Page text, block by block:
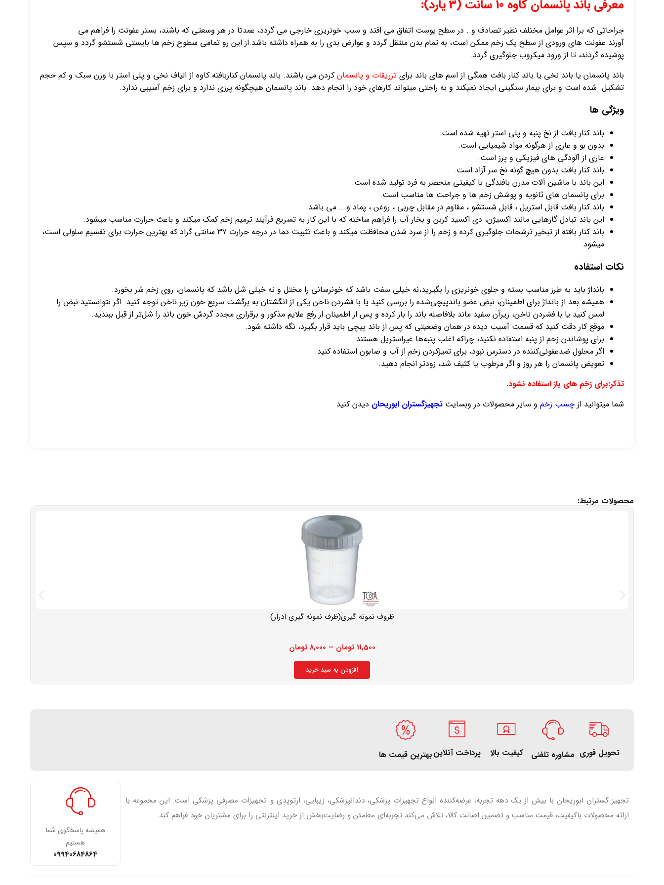
معرفی باند پانسمان کاوه 10 سانت (3 یارد):
جراحاتی که برا اثر عوامل مختلف نظیر تصادف و.. در سطح پوست اتفاق می افتد و سبب خونریزی خارجی می گردد، عمدتا در هر وسعتی که باشند، بستر عفونت را فراهم می
آورند.عفونت های ورودی از سطح یک زخم ممکن است، به تمام بدن منتقل گردد و عوارض بدی را به همراه داشته باشد.از این رو تمامی سطوح زخم ها بایستی شستشو گردد و سپس
پوشیده گردند، تا از ورود میکروب جلوگیری گردد.
باند پانسمان یا باند نخی یا باند کنار بافت همگی از اسم های باند برای تزریقات و پانسمان کردن می باشند. باند پانسمان کناربافته کاوه از الیاف نخی و پلی استر با وزن سبک و کم حجم
تشکیل شده است و برای بیمار سنگینی ایجاد نمیکند و به راحتی میتواند کارهای خود را انجام دهد. باند پانسمان هیچگونه پرزی ندارد و برای زخم آسیبی ندارد.
ویژگی ها
باند کنار بافت از نخ پنبه و پلی استر تهیه شده است.
بدون بو و عاری از هرگونه مواد شیمیایی است.
عاری از آلودگی های فیزیکی و پرز است.
باند کنار بافت بدون هیچ گونه نخ سر آزاد است.
این باند با ماشین آلات مدرن بافندگی با کیفیتی منحصر به فرد تولید شده است.
برای پانسمان های ثانویه و پوشش زخم ها و جراحت ها مناسب است.
باند کنار بافت قابل استریل ، قابل شستشو ، مقاوم در مقابل چربی ، روغن ، پماد و … می باشد.
این باند تبادل گازهایی مانند اکسیژن، دی اکسید کربن و بخار آب را فراهم ساخته که با این کار به تسریع فرآیند ترمیم زخم کمک میکند و باعث حرارت مناسب میشود.
باند کنار بافته از تبخیر ترشحات جلوگیری کرده و زخم را از سرد شدن محافظت میکند و باعث تثبیت دما در درجه حرارت ۳۷ سانتی گراد که بهترین حرارت برای تقسیم سلولی است،
میشود.
نکات استفاده
بانداژ باید به طرز مناسب بسته و جلوی خونریزی را بگیرید،نه خیلی سفت باشد که خونرسانی را مختل و نه خیلی شل باشد که پانسمان، روی زخم سُر بخورد.
همیشه بعد از بانداژ برای اطمینان، نبض عضو باندپیچی‌شده را بررسی کنید یا با فشردن ناخن یکی از انگشتان به برگشت سریع خون زیر ناخن توجه کنید. اگر نتوانستید نبض را
لمس کنید یا با فشردن ناخن، زیرآن سفید ماند بلافاصله باند را باز کرده و پس از اطمینان از رفع علایم مذکور و برقراری مجدد گردش خون باند را شل‌تر از قبل ببندید.
موقع‌ کار دقت‌ کنید که‌ قسمت‌ آسیب‌ دیده‌ در همان‌ وضعیتی‌ که‌ پس‌ از باند پیچی‌ باید قرار بگیرد، نگه‌ داشته‌ شود.
برای پوشاندن زخم از پنبه استفاده نکنید، چراکه اغلب پنبه‌ها غیراستریل هستند.
اگر محلول ضدعفونی‌کننده در دسترس نبود، برای تمیزکردن زخم از آب و صابون استفاده کنید.
تعویض پانسمان را هر روز و اگر مرطوب یا کثیف شد، زودتر انجام دهید.​
تذکر:برای زخم های باز استفاده نشود.
شما میتوانید از چسب زخم و سایر محصولات در وبسایت تجهیزگستران ابوریحان دیدن کنید
محصولات مرتبط:
ظروف نمونه گیری(ظرف نمونه گیری ادرار)
11,500 تومان –
8,000 تومان
افزودن به سبد خرید
تحویل فوری مشاوره تلفنی کیفیت بالا پرداخت آنلاینبهترین قیمت ها
تجهیز گستران ابوریحان با بیش از یک دهه تجربه، عرضه‌کننده انواع تجهیزات پزشکی، دندانپزشکی، زیبایی، ارتوپدی و تجهیزات مصرفی پزشکی است. این مجموعه با
ارائه محصولات باکیفیت، قیمت مناسب و تضمین اصالت کالا، تلاش می‌کند تجربه‌ای مطمئن و رضایت‌بخش از خرید اینترنتی را برای مشتریان خود فراهم کند.
همیشه پاسخگوی شما
هستیم
09940684864